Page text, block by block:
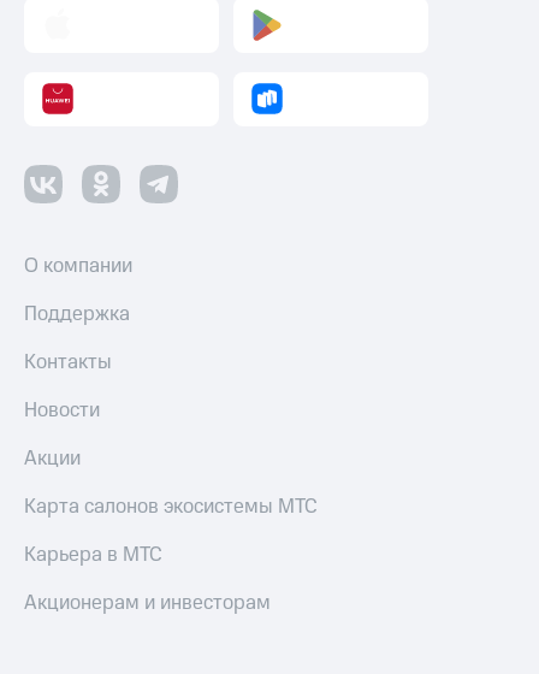
О компании
Поддержка
Контакты
Новости
Акции
Карта салонов экосистемы МТС
Карьера в МТС
Акционерам и инвесторам